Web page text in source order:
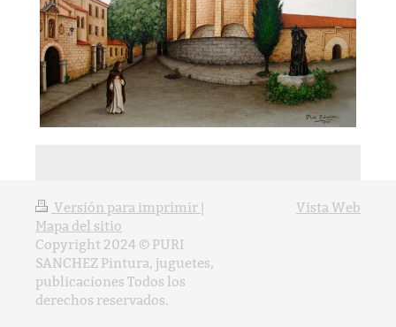
Versión para imprimir |
Mapa del sitio
Copyright 2024 © PURI
SANCHEZ Pintura, juguetes,
publicaciones Todos los
derechos reservados.
Vista Web